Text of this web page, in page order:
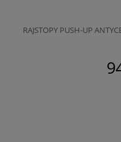
RAJSTOPY PUSH-UP